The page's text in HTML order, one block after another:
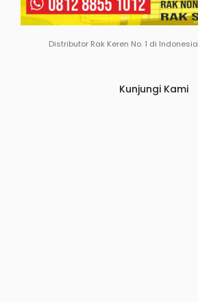
Distributor Rak Keren No. 1 di Indonesia
Kunjungi Kami